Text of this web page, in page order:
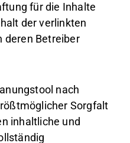
für die Inhalte
der verlinkten
deren Betreiber
nach
Sorgfalt
inhaltliche und